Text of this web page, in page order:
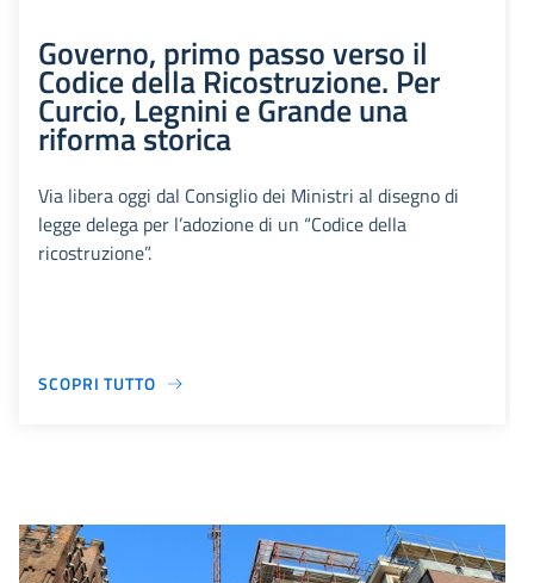
Governo, primo passo verso il
Codice della Ricostruzione. Per
Curcio, Legnini e Grande una
riforma storica
Via libera oggi dal Consiglio dei Ministri al disegno di
legge delega per l’adozione di un “Codice della
ricostruzione”.
SCOPRI TUTTO